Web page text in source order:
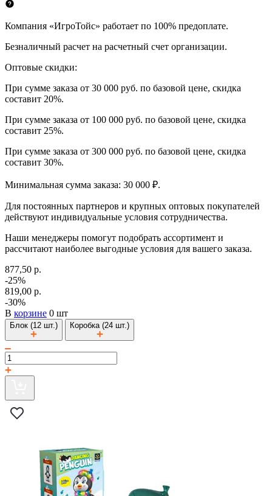
Компания «ИгроТойс» работает по 100% предоплате.
Безналичный расчет на расчетный счет организации.
Оптовые скидки:
При сумме заказа от 30 000 руб. по базовой цене, скидка
составит 20%.
При сумме заказа от 100 000 руб. по базовой цене, скидка
составит 25%.
При сумме заказа от 300 000 руб. по базовой цене, скидка
составит 30%.
Минимальная сумма заказа: 30 000 ₽.
Для постоянных партнеров и крупных оптовых покупателей
действуют индивидуальные условия сотрудничества.
Наши менеджеры помогут подобрать ассортимент и
рассчитают наиболее выгодные условия для вашего заказа.
877,50 р.
-25%
819,00 р.
-30%
В корзине 0 шт
Блок (12 шт.) Коробка (24 шт.)